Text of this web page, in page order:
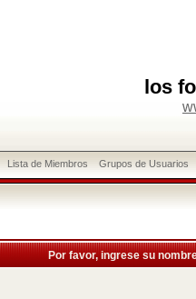
los
Lista de Miembros Grupos de Usuarios
Por favor, ingrese su